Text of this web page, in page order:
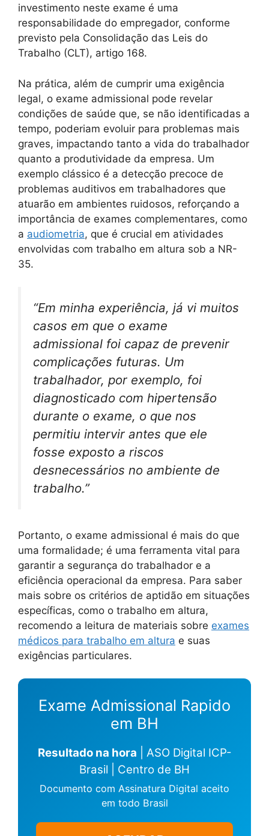
investimento neste exame é uma
responsabilidade do empregador, conforme
previsto pela Consolidação das Leis do
Trabalho (CLT), artigo 168.
Na prática, além de cumprir uma exigência
legal, o exame admissional pode revelar
condições de saúde que, se não identificadas a
tempo, poderiam evoluir para problemas mais
graves, impactando tanto a vida do trabalhador
quanto a produtividade da empresa. Um
exemplo clássico é a detecção precoce de
problemas auditivos em trabalhadores que
atuarão em ambientes ruidosos, reforçando a
importância de exames complementares, como
a audiometria, que é crucial em atividades
envolvidas com trabalho em altura sob a NR-
35.
“Em minha experiência, já vi muitos
casos em que o exame
admissional foi capaz de prevenir
complicações futuras. Um
trabalhador, por exemplo, foi
diagnosticado com hipertensão
durante o exame, o que nos
permitiu intervir antes que ele
fosse exposto a riscos
desnecessários no ambiente de
trabalho.”
Portanto, o exame admissional é mais do que
uma formalidade; é uma ferramenta vital para
garantir a segurança do trabalhador e a
eficiência operacional da empresa. Para saber
mais sobre os critérios de aptidão em situações
específicas, como o trabalho em altura,
recomendo a leitura de materiais sobre exames
médicos para trabalho em altura e suas
exigências particulares.
Exame Admissional Rapido
em BH
Resultado na hora | ASO Digital ICP-
Brasil | Centro de BH
Documento com Assinatura Digital aceito
em todo Brasil